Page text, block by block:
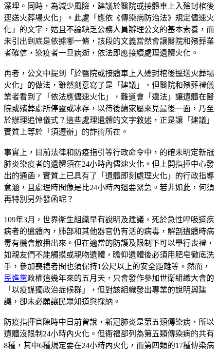
深埋。同時，為減少風險，建議於醫院或接體車上入殮封棺後
逕送火葬場火化」。此處「應依《傳染病防治法》規定儘速火
化」的文字，姑且不論缺乏公務人員辦理公文的基本素養，而
未引出到底是依據哪一條，該段的文義當然會讓醫院和殯葬業
者確信，染疫者一旦病逝，依法即應接續處理遺體火化。
再者，公文中提到「於醫院或接體車上入殮封棺後逕送火葬場
火化」的做法，雖然刻意寫了是「建議」，但醫院和殯葬禮儀
業者看到了「依法應儘速火化」，難道會「違法」讓遺體在醫
院或殯葬處所停靈或冰存，以待後續家屬來見最後一面，乃至
於辦理追悼儀式？這些處理遺體的文字敘述，正是讓「建議」
實質上等於「須遵辦」的詐術所在。
事實上，目前法律和防疫指引等行政命令中，的確未明定新冠
肺炎染疫者的遺體須在24小時內儘速火化。但上開指揮中心發
出的通函，實質上已具有了「遺體即刻處理火化」的行政指導
意涵，且處理時間像是比24小時內還要緊急。若非如此，何須
再特別另外發函呢？
109年3月，世界衛生組織早有說明及建議，死於急性呼吸道疾
病者的遺體內，肺部和其他器官仍有活的病毒，解剖遺體時病
毒有機會散播出來。但在適當的防護及限制下可以舉行喪禮，
如親友們不能觸摸或親吻遺體，瞻仰遺體後必須用肥皂徹底洗
手，參加喪禮者間也須保持1公尺以上的安全距離等。然而，
民進黨政權這幾年來的五月天，只會發作參加世衛組織大會的
「以疫謀獨政治症候群」，但對該組織發出專業的說明與建
議，卻未必願讓民眾知道與採納。
防疫指揮官陳時中日前曾說，新冠肺炎是第五類傳染病，所以
遺體沒限制24小時內火化。但衛福部列為第五類傳染病的共有
8種，其中6種規定要在24小時內火化，而第四類的17種傳染病